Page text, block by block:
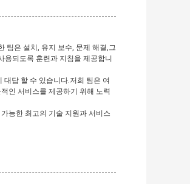
팀은 설치, 유지 보수, 문제 해결,그
되도록 훈련과 지침을 제공합니
답 할 수 있습니다.저희 팀은 여
인 서비스를 제공하기 위해 노력
능한 최고의 기술 지원과 서비스